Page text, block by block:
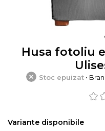
Husa fotoliu
Stoc epuizat•
Variante disponibile